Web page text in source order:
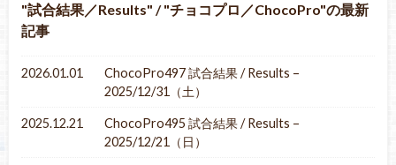
試合結果／Results / チョコプロ／ChocoPro の最新
記事
2026.01.01
ChocoPro497 試合結果 / Results –
2025/12/31（土）
2025.12.21
ChocoPro495 試合結果 / Results –
2025/12/21（日）